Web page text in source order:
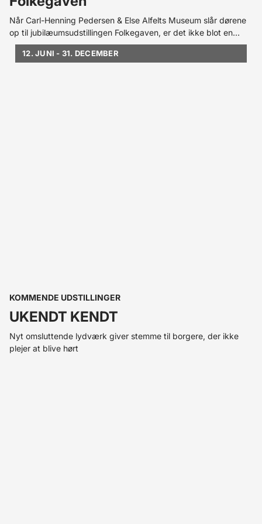
Når Carl-Henning Pedersen & Else Alfelts Museum slår dørene
op til jubilæumsudstillingen Folkegaven, er det ikke blot en
fejring af 50 år med museet i Herning – det er en sensation! For
første gang nogensinde præsenteres 67 værker af Carl-
12. JUNI - 31. DECEMBER
KOMMENDE UDSTILLINGER
UKENDT KENDT
Nyt omsluttende lydværk giver stemme til borgere, der ikke
plejer at blive hørt